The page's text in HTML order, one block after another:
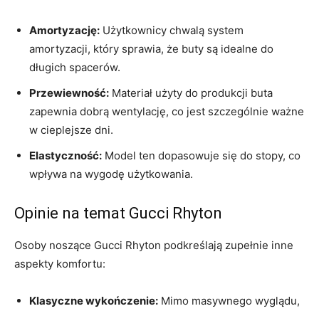
Amortyzację: Użytkownicy chwalą system
amortyzacji, który sprawia, że buty są idealne do
długich spacerów.
Przewiewność: Materiał użyty do produkcji buta
zapewnia dobrą wentylację, co jest szczególnie ważne
w cieplejsze dni.
Elastyczność: Model ten dopasowuje się do stopy, co
wpływa na wygodę użytkowania.
Opinie na temat Gucci Rhyton
Osoby noszące Gucci Rhyton podkreślają zupełnie inne
aspekty komfortu:
Klasyczne wykończenie: Mimo masywnego wyglądu,